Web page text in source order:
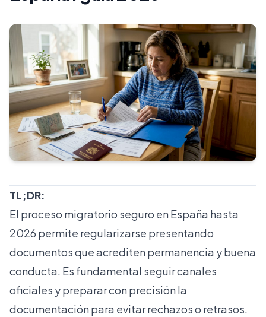
TL;DR:
El proceso migratorio seguro en España hasta
2026 permite regularizarse presentando
documentos que acrediten permanencia y buena
conducta. Es fundamental seguir canales
oficiales y preparar con precisión la
documentación para evitar rechazos o retrasos.